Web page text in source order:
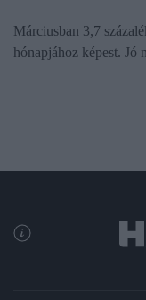
Márciusban 3,7
hónapjához képest. Jó